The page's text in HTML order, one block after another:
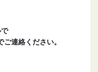
ご連絡ください。